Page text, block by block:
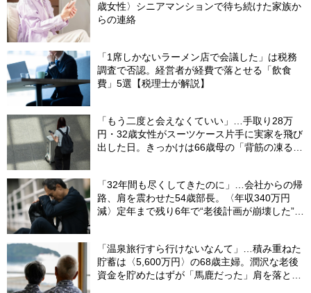
歳女性〉シニアマンションで待ち続けた家族か
らの連絡
「1席しかないラーメン店で会議した」は税務
調査で否認。経営者が経費で落とせる「飲食
費」5選【税理士が解説】
「もう二度と会えなくていい」…手取り28万
円・32歳女性がスーツケース片手に実家を飛び
出した日。きっかけは66歳母の「背筋の凍る一
「32年間も尽くしてきたのに」…会社からの帰
路、肩を震わせた54歳部長。〈年収340万円
減〉定年まで残り6年で“老後計画が崩壊した”ワ
「温泉旅行すら行けないなんて」…積み重ねた
貯蓄は〈5,600万円〉の68歳主婦。潤沢な老後
資金を貯めたはずが「馬鹿だった」肩を落とす